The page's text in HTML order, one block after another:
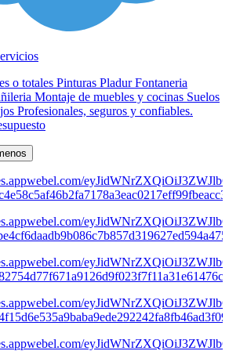
o totales Pinturas Pladur Fontaneria
Montaje de muebles y cocinas Suelos
Profesionales, seguros y confiables.